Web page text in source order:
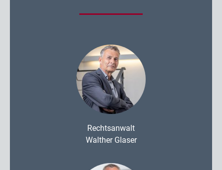
Rechtsanwalt
Walther Glaser